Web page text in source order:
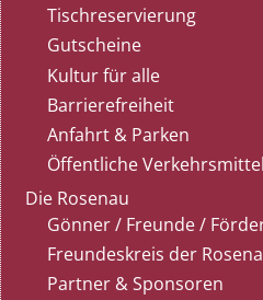
Tischreservierung
Gutscheine
Kultur für alle
Barrierefreiheit
Anfahrt & Parken
Öffentliche Verkehrsmittel
Die Rosenau
Gönner / Freunde /
Freundeskreis der
Partner & Sponsoren